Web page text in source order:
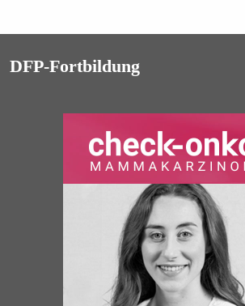
DFP-Fortbildung